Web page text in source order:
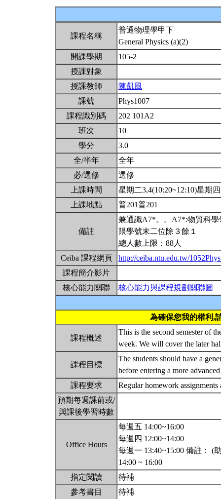
課程名稱
普通物理學甲下
General Physics (a)(2)
開課學期
105-2
授課對象
授課教師
陳凱風
課號
Phys1007
課程識別碼
202 101A2
班次
10
學分
3.0
全/半年
全年
必/選修
選修
上課時間
星期二3,4(10:20~12:10)星期
上課地點
普201普201
備註
兼通識A7*。。A7*:物質科
限學號末二位除３餘１
總人數上限：88人
Ceiba 課程網頁
http://ceiba.ntu.edu.tw/
課程簡介影片
核心能力關聯
核心能力與課程規劃關聯圖
為確保您我的權利,
課程概述
This is the second semester of
week. We will cover the later
課程目標
The students should have a
before entering a more
課程要求
Regular homework
預期每週課前或/
與課後學習時數
Office Hours
每週五 14:00~16:00
每週四 12:00~14:00
每週一 13:40~15:00 備註： (
14:00 ~ 16:00
指定閱讀
待補
參考書目
待補